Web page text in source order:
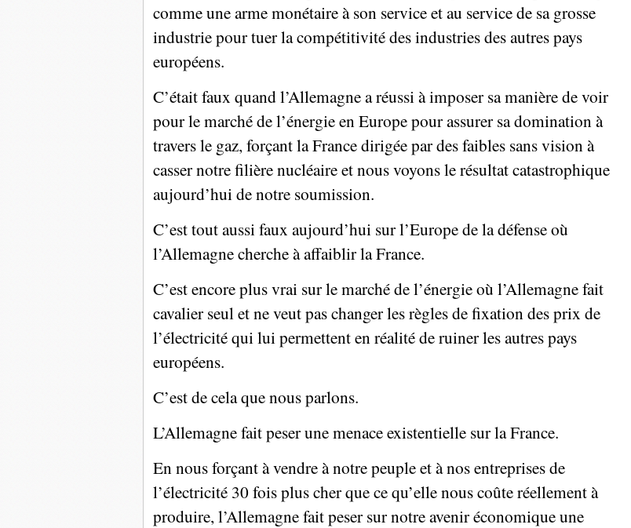
comme une arme monétaire à son service et au service de sa grosse
industrie pour tuer la compétitivité des industries des autres pays
européens.
C’était faux quand l’Allemagne a réussi à imposer sa manière de voir
pour le marché de l’énergie en Europe pour assurer sa domination à
travers le gaz, forçant la France dirigée par des faibles sans vision à
casser notre filière nucléaire et nous voyons le résultat catastrophique
aujourd’hui de notre soumission.
C’est tout aussi faux aujourd’hui sur l’Europe de la défense où
l’Allemagne cherche à affaiblir la France.
C’est encore plus vrai sur le marché de l’énergie où l’Allemagne fait
cavalier seul et ne veut pas changer les règles de fixation des prix de
l’électricité qui lui permettent en réalité de ruiner les autres pays
européens.
C’est de cela que nous parlons.
L’Allemagne fait peser une menace existentielle sur la France.
En nous forçant à vendre à notre peuple et à nos entreprises de
l’électricité 30 fois plus cher que ce qu’elle nous coûte réellement à
produire, l’Allemagne fait peser sur notre avenir économique une